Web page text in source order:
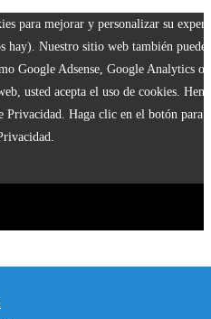
para mejorar y personalizar su
hay). Nuestro sitio web también puede
Google Adsense, Google Analytics o
usted acepta el uso de cookies.
Privacidad. Haga clic en el botón para